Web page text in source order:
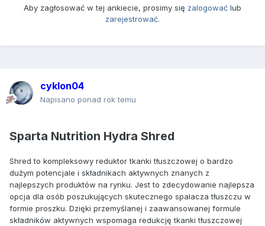
Aby zagłosować w tej ankiecie, prosimy się zalogować lub
zarejestrować.
cyklon04
Napisano ponad rok temu
Sparta Nutrition Hydra Shred
Shred to kompleksowy reduktor tkanki tłuszczowej o bardzo
dużym potencjale i składnikach aktywnych znanych z
najlepszych produktów na rynku. Jest to zdecydowanie najlepsza
opcja dla osób poszukujących skutecznego spalacza tłuszczu w
formie proszku. Dzięki przemyślanej i zaawansowanej formule
składników aktywnych wspomaga redukcję tkanki tłuszczowej